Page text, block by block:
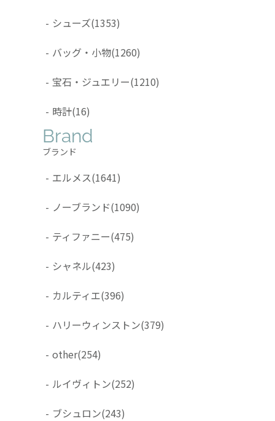
- シューズ(1353)
- バッグ・小物(1260)
- 宝石・ジュエリー(1210)
- 時計(16)
Brand
ブランド
- エルメス(1641)
- ノーブランド(1090)
- ティファニー(475)
- シャネル(423)
- カルティエ(396)
- ハリーウィンストン(379)
- other(254)
- ルイヴィトン(252)
- ブシュロン(243)